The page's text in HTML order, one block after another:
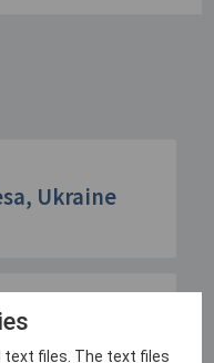
Ukraine
i P1
text files. The text files